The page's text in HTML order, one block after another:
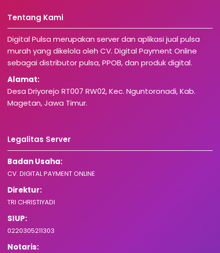
Tentang Kami
Digital Pulsa merupakan server dan aplikasi jual pulsa
murah yang dikelola oleh CV. Digital Payment Online
sebagai distributor pulsa, PPOB, dan produk digital.
Alamat:
Desa Driyorejo RT007 RW02, Kec. Nguntoronadi, Kab.
Magetan, Jawa Timur.
Legalitas Server
Badan Usaha:
CV. DIGITAL PAYMENT ONLINE
Direktur:
TRI CHRISTIYADI
SIUP:
0220305211303
Notaris: